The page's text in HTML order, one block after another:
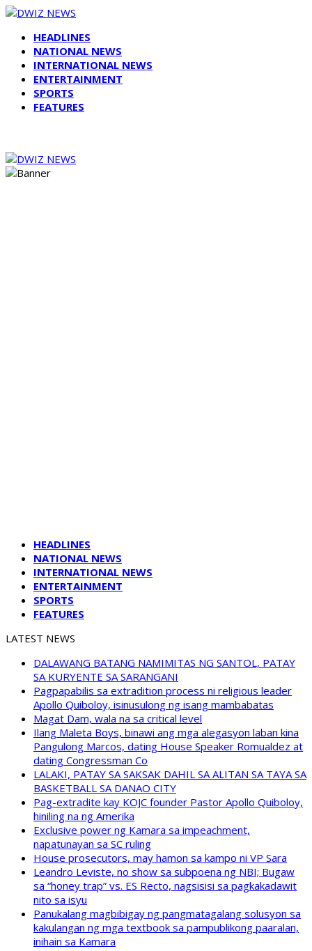
HEADLINES
NATIONAL NEWS
INTERNATIONAL NEWS
ENTERTAINMENT
SPORTS
FEATURES
HEADLINES
NATIONAL NEWS
INTERNATIONAL NEWS
ENTERTAINMENT
SPORTS
FEATURES
LATEST NEWS
DALAWANG BATANG NAMIMITAS NG SANTOL, PATAY
SA KURYENTE SA SARANGANI
Pagpapabilis sa extradition process ni religious leader
Apollo Quiboloy, isinusulong ng isang mambabatas
Magat Dam, wala na sa critical level
Ilang Maleta Boys, binawi ang mga alegasyon laban kina
Pangulong Marcos, dating House Speaker Romualdez at
dating Congressman Co
LALAKI, PATAY SA SAKSAK DAHIL SA ALITAN SA TAYA SA
BASKETBALL SA DANAO CITY
Pag-extradite kay KOJC founder Pastor Apollo Quiboloy,
hiniling na ng Amerika
Exclusive power ng Kamara sa impeachment,
napatunayan sa SC ruling
House prosecutors, may hamon sa kampo ni VP Sara
Leandro Leviste, no show sa subpoena ng NBI; Bugaw
sa “honey trap” vs. ES Recto, nagsisisi sa pagkakadawit
nito sa isyu
Panukalang magbibigay ng pangmatagalang solusyon sa
kakulangan ng mga textbook sa pampublikong paaralan,
inihain sa Kamara